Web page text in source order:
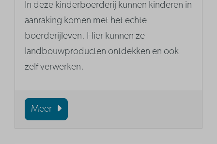
In deze kinderboerderij kunnen kinderen in
aanraking komen met het echte
boerderijleven. Hier kunnen ze
landbouwproducten ontdekken en ook
zelf verwerken.
Meer